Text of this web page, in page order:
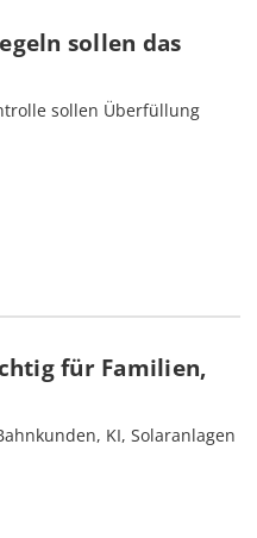
sollen das
sollen Überfüllung
für Familien,
KI, Solaranlagen